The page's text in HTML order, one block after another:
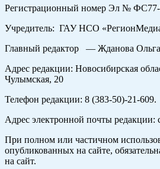
Регистрационный номер Эл № ФС77-
Учредитель: ГАУ НСО
Главный редактор — Жданова Ольга
Адрес редакции: Новосибирская
Чулымская, 20
Телефон редакции: 8 (383-50)-21-609.
Адрес электронной почты редакции:
При полном или частичном
опубликованных на сайте,
на сайт.